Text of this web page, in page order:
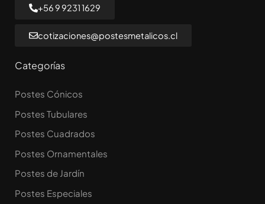
+56 9 9231 1629
cotizaciones@postesmetalicos.cl
Categorías
Postes Cónicos
Postes Tubulares
Postes Cuadrados
Postes Ornamentales
Postes de Jardín
Postes Especiales